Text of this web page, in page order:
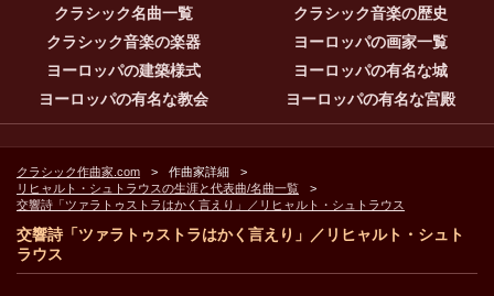
クラシック名曲一覧
クラシック音楽の歴史
クラシック音楽の楽器
ヨーロッパの画家一覧
ヨーロッパの建築様式
ヨーロッパの有名な城
ヨーロッパの有名な教会
ヨーロッパの有名な宮殿
クラシック作曲家.com
作曲家詳細
リヒャルト・シュトラウスの生涯と代表曲/名曲一覧
交響詩「ツァラトゥストラはかく言えり」／リヒャルト・シュトラウス
交響詩「ツァラトゥストラはかく言えり」／リヒャルト・シュト
ラウス